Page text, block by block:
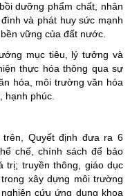
dưỡng phẩm chất, nhân
và phát huy sức mạnh
vững của đất nước.
mục tiêu, lý tưởng và
thực hóa thông qua sự
hóa, môi trường văn hóa
hạnh phúc.
Quyết định đưa ra 6
chế, chính sách để bảo
trị; truyền thông, giáo dục
xây dựng môi trường
cứu ứng dụng khoa